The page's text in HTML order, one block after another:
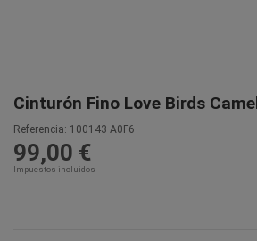
Cinturón Fino Love Birds Camel
Referencia: 100143 A0F6
99,00 €
Impuestos incluidos